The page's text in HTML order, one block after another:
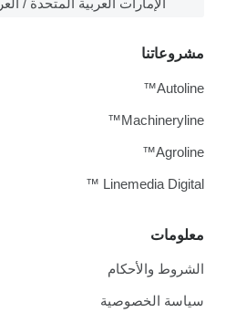
الإمارات العربية المتحدة / العربية
معلومات
الشروط والأحكام
سياسة الخصوصية
مشروعاتنا
Autoline™
Machineryline™
Agroline™
Linemedia Digital ™